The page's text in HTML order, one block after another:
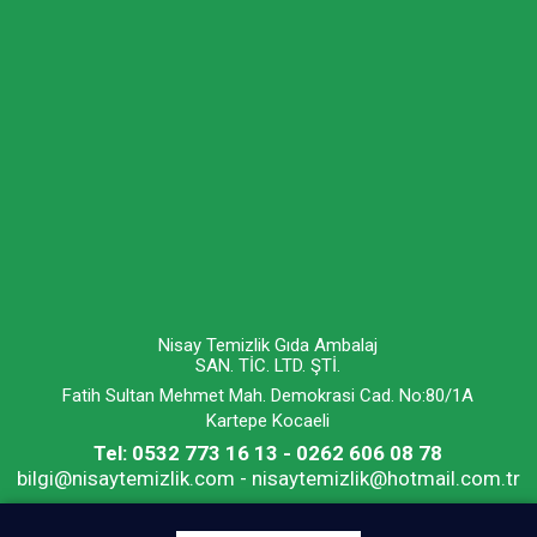
Nisay Temizlik Gıda Ambalaj
SAN. TİC. LTD. ŞTİ.
Fatih Sultan Mehmet Mah. Demokrasi Cad. No:80/1A
Kartepe Kocaeli
Tel: 0532 773 16 13 - 0262 606 08 78
bilgi@nisaytemizlik.com - nisaytemizlik@hotmail.com.tr